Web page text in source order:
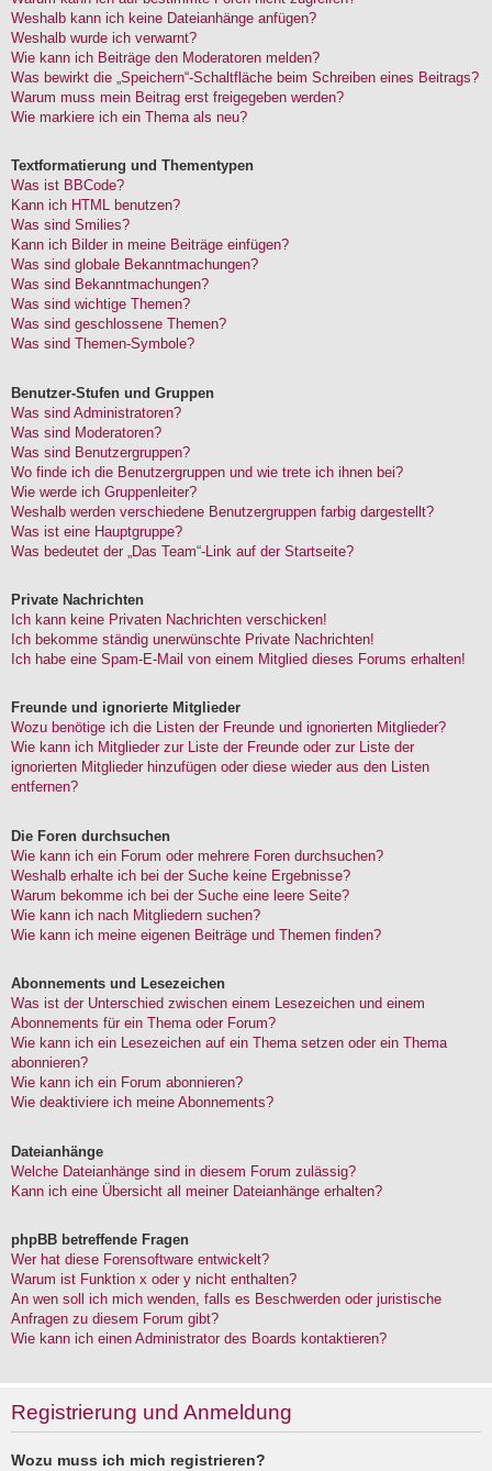
Weshalb kann ich keine Dateianhänge anfügen?
Weshalb wurde ich verwarnt?
Wie kann ich Beiträge den Moderatoren melden?
Was bewirkt die „Speichern“-Schaltfläche beim Schreiben eines Beitrags?
Warum muss mein Beitrag erst freigegeben werden?
Wie markiere ich ein Thema als neu?
Textformatierung und Thementypen
Was ist BBCode?
Kann ich HTML benutzen?
Was sind Smilies?
Kann ich Bilder in meine Beiträge einfügen?
Was sind globale Bekanntmachungen?
Was sind Bekanntmachungen?
Was sind wichtige Themen?
Was sind geschlossene Themen?
Was sind Themen-Symbole?
Benutzer-Stufen und Gruppen
Was sind Administratoren?
Was sind Moderatoren?
Was sind Benutzergruppen?
Wo finde ich die Benutzergruppen und wie trete ich ihnen bei?
Wie werde ich Gruppenleiter?
Weshalb werden verschiedene Benutzergruppen farbig dargestellt?
Was ist eine Hauptgruppe?
Was bedeutet der „Das Team“-Link auf der Startseite?
Private Nachrichten
Ich kann keine Privaten Nachrichten verschicken!
Ich bekomme ständig unerwünschte Private Nachrichten!
Ich habe eine Spam-E-Mail von einem Mitglied dieses Forums erhalten!
Freunde und ignorierte Mitglieder
Wozu benötige ich die Listen der Freunde und ignorierten Mitglieder?
Wie kann ich Mitglieder zur Liste der Freunde oder zur Liste der
ignorierten Mitglieder hinzufügen oder diese wieder aus den Listen
entfernen?
Die Foren durchsuchen
Wie kann ich ein Forum oder mehrere Foren durchsuchen?
Weshalb erhalte ich bei der Suche keine Ergebnisse?
Warum bekomme ich bei der Suche eine leere Seite?
Wie kann ich nach Mitgliedern suchen?
Wie kann ich meine eigenen Beiträge und Themen finden?
Abonnements und Lesezeichen
Was ist der Unterschied zwischen einem Lesezeichen und einem
Abonnements für ein Thema oder Forum?
Wie kann ich ein Lesezeichen auf ein Thema setzen oder ein Thema
abonnieren?
Wie kann ich ein Forum abonnieren?
Wie deaktiviere ich meine Abonnements?
Dateianhänge
Welche Dateianhänge sind in diesem Forum zulässig?
Kann ich eine Übersicht all meiner Dateianhänge erhalten?
phpBB betreffende Fragen
Wer hat diese Forensoftware entwickelt?
Warum ist Funktion x oder y nicht enthalten?
An wen soll ich mich wenden, falls es Beschwerden oder juristische
Anfragen zu diesem Forum gibt?
Wie kann ich einen Administrator des Boards kontaktieren?
Registrierung und Anmeldung
Wozu muss ich mich registrieren?